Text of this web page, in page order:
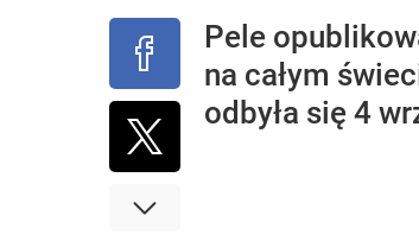
Pele
na całym
odbyła się 4